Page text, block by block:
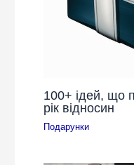
100+ ідей, що
рік відносин
Подарунки